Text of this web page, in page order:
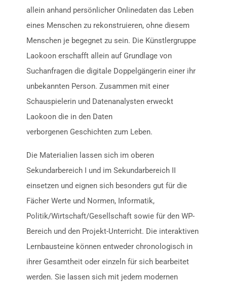
allein anhand persönlicher Onlinedaten das Leben
eines Menschen zu rekonstruieren, ohne diesem
Menschen je begegnet zu sein. Die Künstlergruppe
Laokoon erschafft allein auf Grundlage von
Suchanfragen die digitale Doppelgängerin einer ihr
unbekannten Person. Zusammen mit einer
Schauspielerin und Datenanalysten erweckt
Laokoon die in den Daten
verborgenen Geschichten zum Leben.
Die Materialien lassen sich im oberen
Sekundarbereich I und im Sekundarbereich II
einsetzen und eignen sich besonders gut für die
Fächer Werte und Normen, Informatik,
Politik/Wirtschaft/Gesellschaft sowie für den WP-
Bereich und den Projekt-Unterricht. Die interaktiven
Lernbausteine können entweder chronologisch in
ihrer Gesamtheit oder einzeln für sich bearbeitet
werden. Sie lassen sich mit jedem modernen